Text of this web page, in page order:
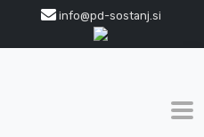
info@pd-sostanj.si